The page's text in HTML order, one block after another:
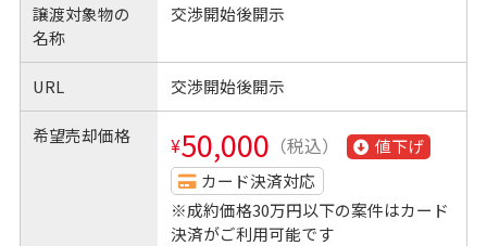
譲渡対象物の
名称
交渉開始後開示
URL 交渉開始後開示
希望売却価格 ¥50,000 （税込）
値下げ
カード決済対応
※成約価格30万円以下の案件はカード
決済がご利用可能です